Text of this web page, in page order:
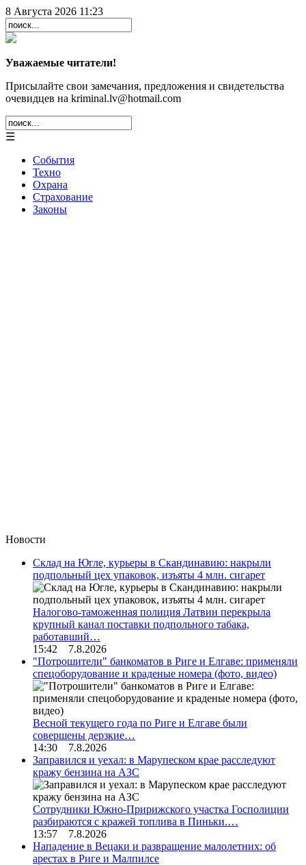
8 Августа 2026 11:23
Уважаемые читатели!
Присылайте свои замечания, предложения и свидетельства
очевидцев на kriminal.lv@hotmail.com
☰
События
Техно
Охрана
Страхование
Законы
Новости
Склад на Югле, курьеры в Скандинавию: накрыли
подпольный цех упаковок, изъяты 4 млн. сигарет
Налогово-таможенная полиция Латвии перекрыла
крупный канал поставки подпольного табака,
работавший…
15:42 7.8.2026
"Потрошители" банкоматов в Риге и Елгаве: применяли
спецоборудование и краденые номера (фото, видео)
Весной текущего года по Риге и Елгаве были
совершены дерзкие…
14:30 7.8.2026
Заправился и уехал: в Марупеском крае расследуют
кражу бензина на АЗС
Сотрудники Южно-Пририжского участка Госполиции
разбираются с кражей топлива в Пиньки.…
13:57 7.8.2026
Нападение в Вецаки и развращение малолетних: об
арестах в Риге и Малпилсе